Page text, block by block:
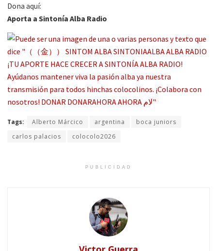
Dona aquí:
Aporta a Sintonía Alba Radio
Tags: Alberto Márcico argentina
boca juniors
carlos palacios
colocolo2026
PUBLICIDAD